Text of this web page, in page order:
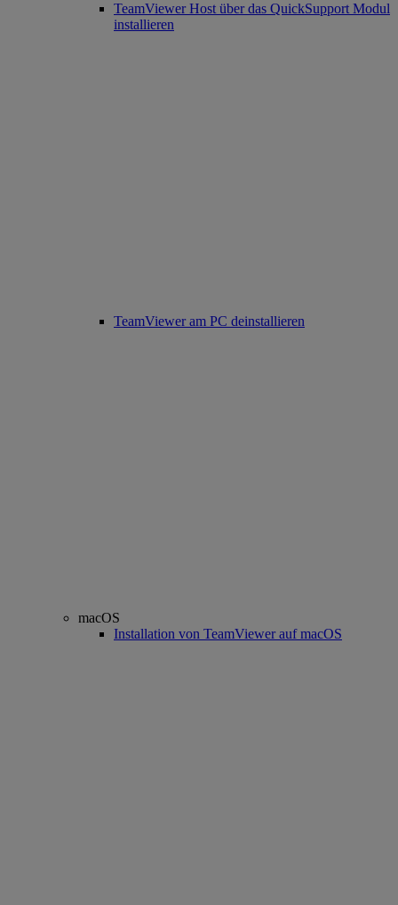
TeamViewer Host über das QuickSupport Modul
installieren
TeamViewer am PC deinstallieren
macOS
Installation von TeamViewer auf macOS